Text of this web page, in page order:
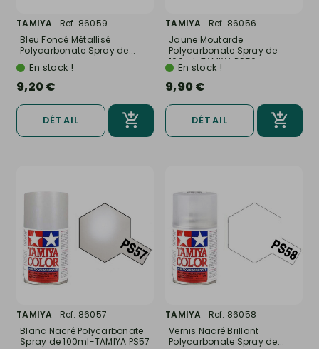
TAMIYA
Ref. 86059
Bleu Foncé Métallisé
Polycarbonate Spray de...
En stock !
9,20 €
DÉTAIL
TAMIYA
Ref. 86056
Jaune Moutarde
Polycarbonate Spray de
100ml-TAMIYA PS56
En stock !
9,90 €
DÉTAIL
TAMIYA
Ref. 86057
Blanc Nacré Polycarbonate
Spray de 100ml-TAMIYA PS57
TAMIYA
Ref. 86058
Vernis Nacré Brillant
Polycarbonate Spray de...